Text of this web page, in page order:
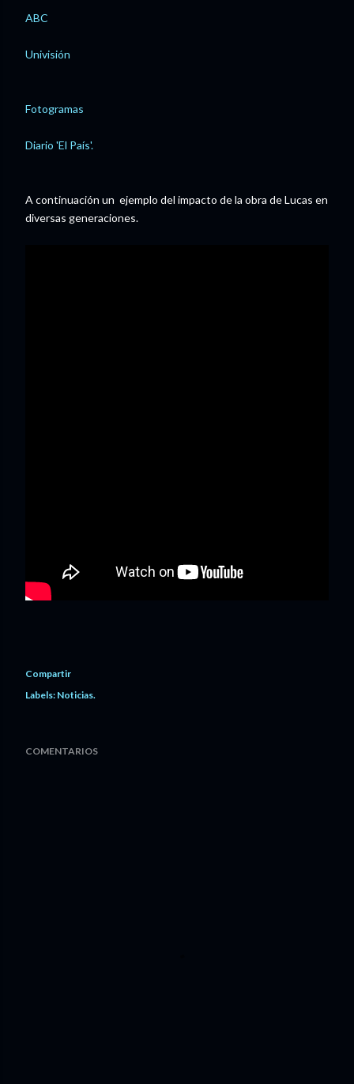
ABC
Univisión
Fotogramas
Diario 'El País'.
A continuación un ejemplo del impacto de la obra de Lucas en
diversas generaciones.
Compartir
Labels: Noticias.
COMENTARIOS